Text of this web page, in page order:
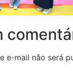
e-mail não será